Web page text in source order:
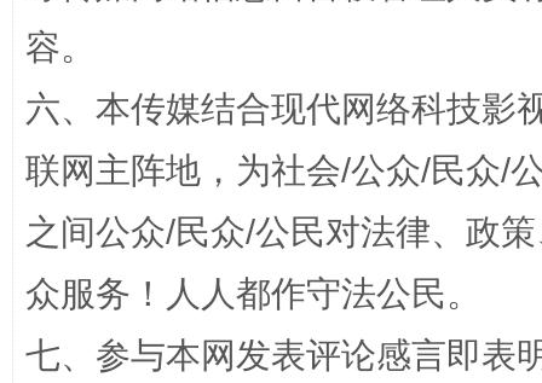
“蜀中异人”王建安的艺术幻境
容。
六、本传媒结合现代网络科技影
联网主阵地，为社会/公众/民众/
之间公众/民众/公民对法律、政
众服务！人人都作守法公民。
七、参与本网发表评论感言即表